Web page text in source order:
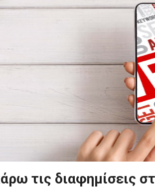
τις διαφημίσεις